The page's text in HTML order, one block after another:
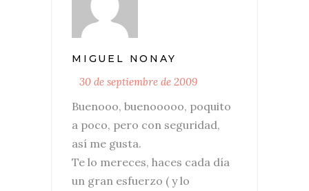
MIGUEL NONAY
30 de septiembre de 2009
Buenooo, buenooooo, poquito
a poco, pero con seguridad,
así me gusta.
Te lo mereces, haces cada día
un gran esfuerzo ( y lo